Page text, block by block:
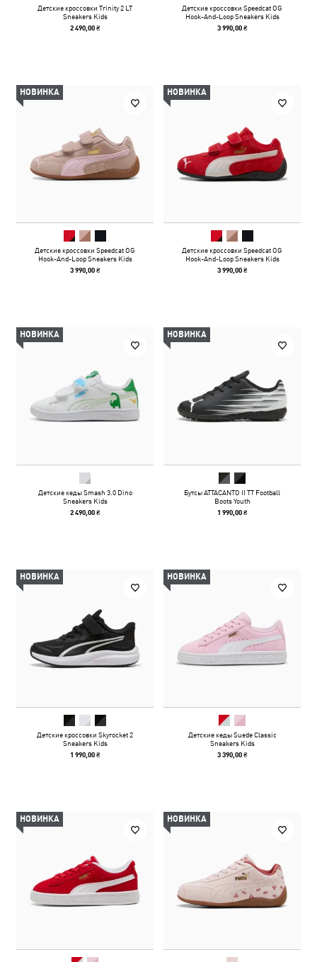
Детские кроссовки Trinity 2 LT
Sneakers Kids
2 490,00 ₴
Детские кроссовки Speedcat OG
Hook-And-Loop Sneakers Kids
3 990,00 ₴
НОВИНКА
Детские кроссовки Speedcat OG
Hook-And-Loop Sneakers Kids
3 990,00 ₴
НОВИНКА
Детские кроссовки Speedcat OG
Hook-And-Loop Sneakers Kids
3 990,00 ₴
НОВИНКА
Детские кеды Smash 3.0 Dino
Sneakers Kids
2 490,00 ₴
НОВИНКА
Бутсы ATTACANTO II TT Football
Boots Youth
1 990,00 ₴
НОВИНКА
Детские кроссовки Skyrocket 2
Sneakers Kids
1 990,00 ₴
НОВИНКА
Детские кеды Suede Classic
Sneakers Kids
3 390,00 ₴
НОВИНКА НОВИНКА